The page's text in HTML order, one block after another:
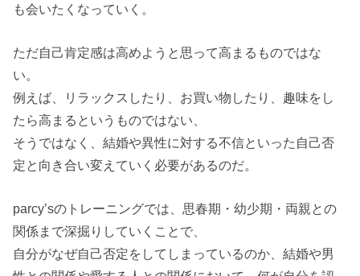
も会いたくなっていく。
ただ自己肯定感は高めようと思って高まるものではな
い。
例えば、リラックスしたり、お買い物したり、趣味をし
たら高まるというものではない、
そうではなく、結婚や異性に対する不信といった自己否
定と向き合い変えていく必要があるのだ。
parcy’sのトレーニングでは、思春期・幼少期・両親との
関係まで深掘りしていくことで、
自分がなぜ自己否定をしてしまっているのか、結婚や男